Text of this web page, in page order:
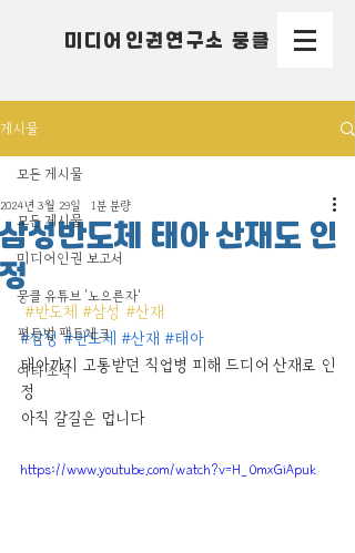
미디어인권연구소 뭉클
게시물
모든 게시물
미디어인권 보고서
뭉클 유튜브 '노으른자'
평등법 팩트체크
여타 소식
모든 게시물
삼성반도체 태아 산재도 인
정
2024년 3월 29일 1분 분량
#반도체 #삼성 #산재
#삼성 #반도체 #산재 #태아
태아까지 고통받던 직업병 피해 드디어 산재로 인
정
아직 갈길은 멉니다
https://www.youtube.com/watch?v=H_OmxGiApuk